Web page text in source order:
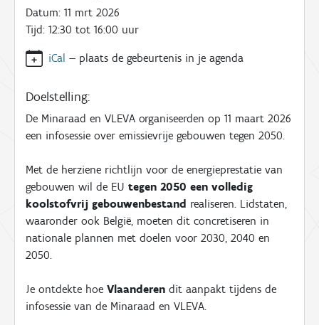
Datum: 11 mrt 2026
Tijd: 12:30 tot 16:00 uur
iCal — plaats de gebeurtenis in je agenda
Doelstelling:
De Minaraad en VLEVA organiseerden op 11 maart 2026
een infosessie over emissievrije gebouwen tegen 2050.
Met de herziene richtlijn voor de energieprestatie van
gebouwen wil de EU tegen 2050 een volledig
koolstofvrij gebouwenbestand realiseren. Lidstaten,
waaronder ook België, moeten dit concretiseren in
nationale plannen met doelen voor 2030, 2040 en
2050.
Je ontdekte hoe Vlaanderen dit aanpakt tijdens de
infosessie van de Minaraad en VLEVA.